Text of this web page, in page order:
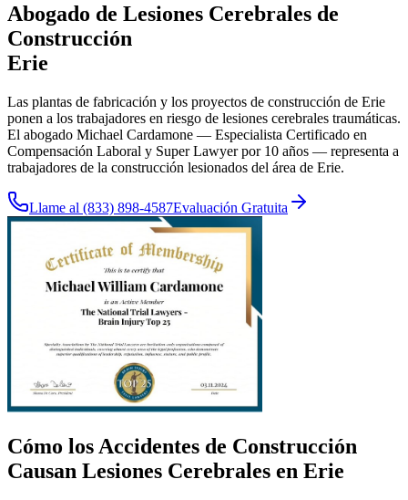
Abogado de Lesiones Cerebrales de
Construcción
Erie
Las plantas de fabricación y los proyectos de construcción de Erie
ponen a los trabajadores en riesgo de lesiones cerebrales traumáticas.
El abogado Michael Cardamone — Especialista Certificado en
Compensación Laboral y Super Lawyer por 10 años — representa a
trabajadores de la construcción lesionados del área de Erie.
Llame al (833) 898-4587Evaluación Gratuita
Cómo los Accidentes de Construcción
Causan Lesiones Cerebrales en Erie